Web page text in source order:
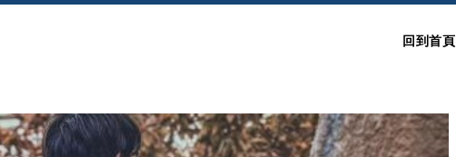
回到首頁